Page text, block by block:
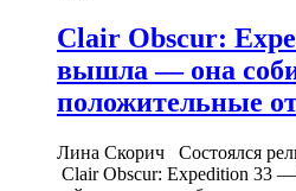
Clair Obscur:
вышла — она
положительные
Лина Скорич Состоялся
Clair Obscur: Expedition 33